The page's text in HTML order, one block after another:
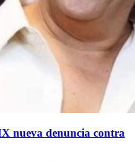
nueva denuncia contra